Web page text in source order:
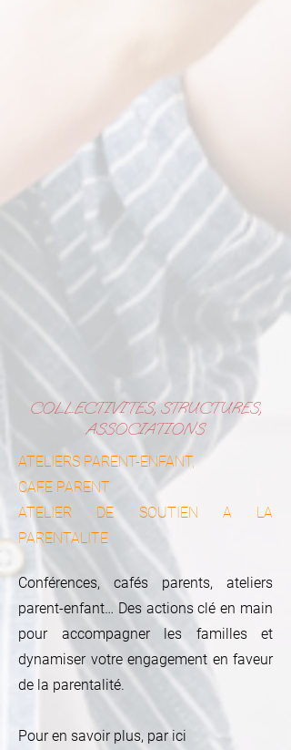
COLLECTIVITES, STRUCTURES,
ASSOCIATIONS
ATELIERS PARENT-ENFANT,
CAFE PARENT
ATELIER DE SOUTIEN A LA
PARENTALITE
Conférences, cafés parents, ateliers
parent-enfant… Des actions clé en main
pour accompagner les familles et
dynamiser votre engagement en faveur
de la parentalité.
Pour en savoir plus, par ici